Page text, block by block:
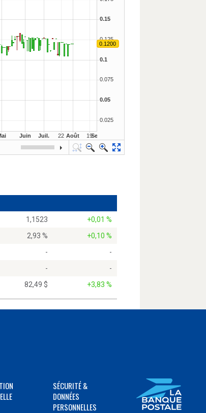
1,1523
+0,01 %
2,93 %
+0,10 %
-
-
-
-
82,49 $ +3,83 %
SÉCURITÉ &
DONNÉES
PERSONNELLES